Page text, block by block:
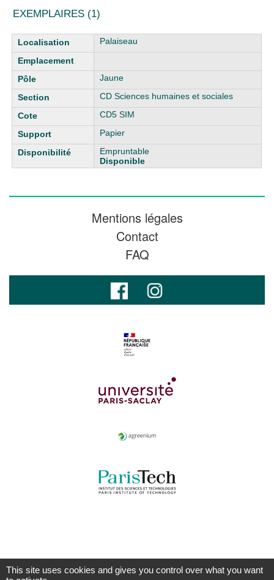
EXEMPLAIRES (1)
Liste des exemplaires Palaiseau
Jaune
CD Sciences humaines et sociales
CD5 SIM
Papier
Empruntable
Disponible
Mentions légales
Contact
FAQ
This site uses cookies and gives you control over what you want